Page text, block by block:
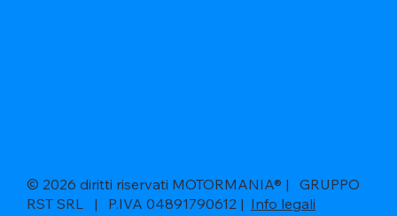
© 2026 diritti riservati MOTORMANIA® | GRUPPO
RST SRL | P.IVA 04891790612 | Info legali